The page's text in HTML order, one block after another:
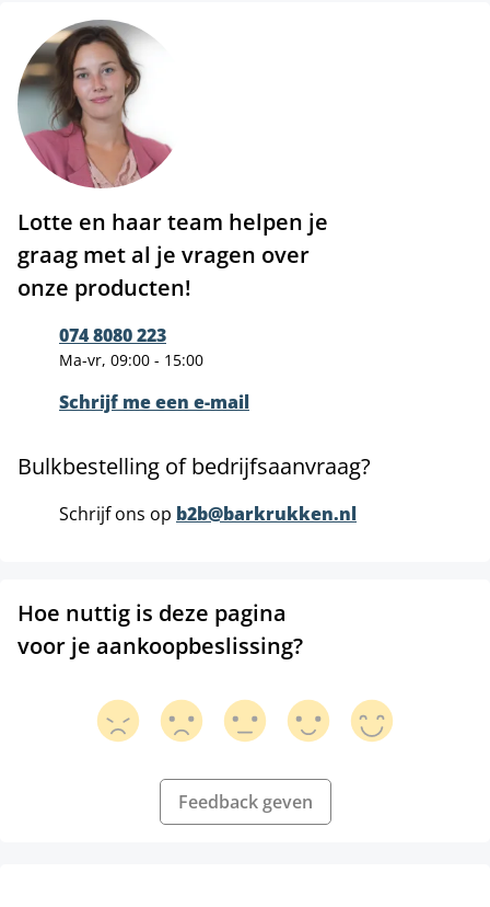
Lotte en haar team helpen je
graag met al je vragen over
onze producten!
074 8080 223
Ma-vr, 09:00 - 15:00
Schrijf me een e-mail
Bulkbestelling of bedrijfsaanvraag?
Schrijf ons op b2b@barkrukken.nl
Hoe nuttig is deze pagina
voor je aankoopbeslissing?
Feedback geven